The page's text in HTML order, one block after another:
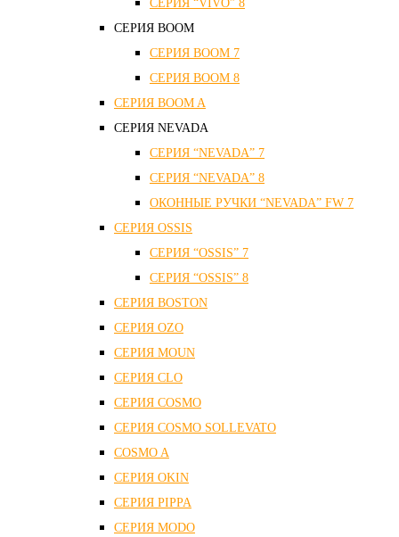
СЕРИЯ “VIVO” 8
СЕРИЯ ВOOM
СЕРИЯ ВOOM 7
СЕРИЯ ВOOM 8
СЕРИЯ ВOOM A
СЕРИЯ NEVADA
СЕРИЯ “NEVADA” 7
СЕРИЯ “NEVADA” 8
ОКОННЫЕ РУЧКИ “NEVADA” FW 7
СЕРИЯ OSSIS
СЕРИЯ “OSSIS” 7
СЕРИЯ “OSSIS” 8
СЕРИЯ ВOSTON
CЕРИЯ OZO
СЕРИЯ MOUN
СЕРИЯ CLO
СЕРИЯ COSMO
СЕРИЯ COSMO SOLLEVATO
COSMO A
СЕРИЯ OKIN
СЕРИЯ PIPPA
СЕРИЯ MODO